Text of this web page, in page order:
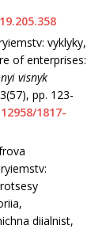
vyklyky,
of enterprises:
visnyk
3(57), рр. 123-
1817-
diialnist,